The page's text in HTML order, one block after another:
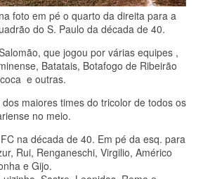
foto em pé o quarto da direita para a
do S. Paulo da década de 40.
que jogou por várias equipes ,
Batatais, Botafogo de Ribeirão
e outras.
maiores times do tricolor de todos os
no meio.
na década de 40. Em pé da esq. para
Rui, Renganeschi, Virgilio, Américo
e Gijo.